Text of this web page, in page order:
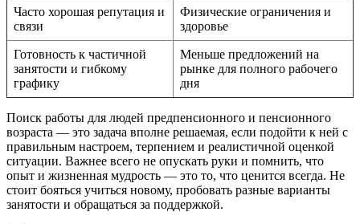
Часто хорошая репутация и
связи
Физические ограничения и
здоровье
Готовность к частичной
занятости и гибкому
графику
Меньше предложений на
рынке для полного рабочего
дня
Поиск работы для людей предпенсионного и пенсионного
возраста — это задача вполне решаемая, если подойти к ней с
правильным настроем, терпением и реалистичной оценкой
ситуации. Важнее всего не опускать руки и помнить, что
опыт и жизненная мудрость — это то, что ценится всегда. Не
стоит бояться учиться новому, пробовать разные варианты
занятости и обращаться за поддержкой.